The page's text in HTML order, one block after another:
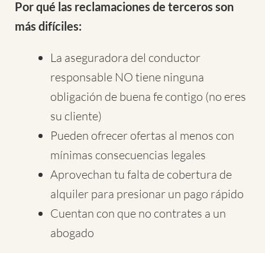
Por qué las reclamaciones de terceros son
más difíciles:
La aseguradora del conductor
responsable NO tiene ninguna
obligación de buena fe contigo (no eres
su cliente)
Pueden ofrecer ofertas al menos con
mínimas consecuencias legales
Aprovechan tu falta de cobertura de
alquiler para presionar un pago rápido
Cuentan con que no contrates a un
abogado